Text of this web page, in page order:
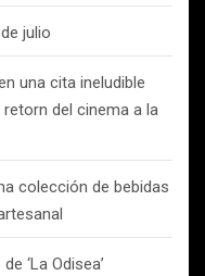
julio
una cita ineludible
del cinema a la
colección de bebidas
‘La Odisea’